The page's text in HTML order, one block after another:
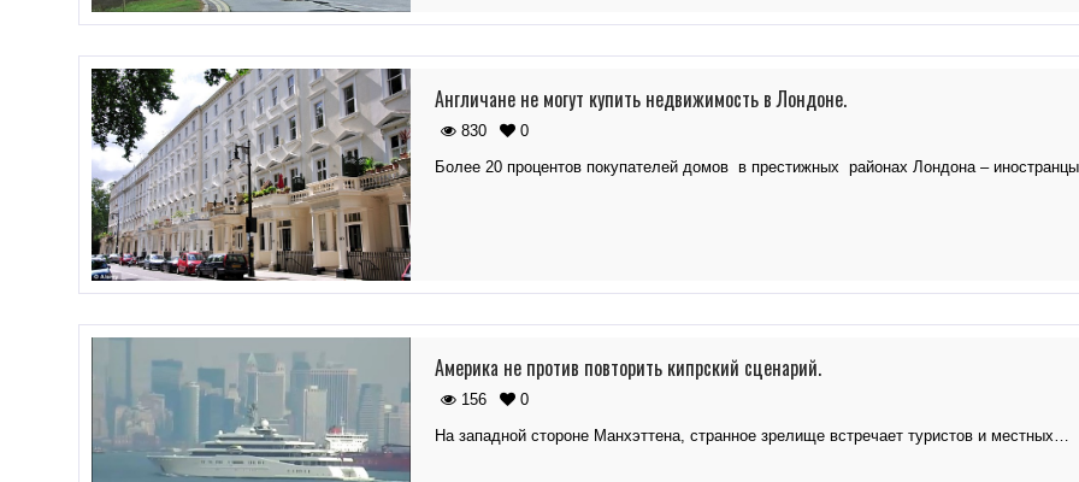
Англичане не могут купить недвижимость в Лондоне.
830
0
Более 20 процентов покупателей домов в престижных районах Лондона –
Америка не против повторить кипрский сценарий.
156
0
На западной стороне Манхэттена, странное зрелище встречает туристов и местных…